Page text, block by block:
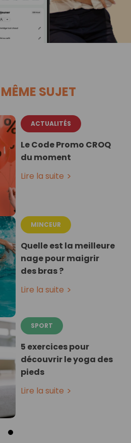
MÊME SUJET
ACTUALITÉS
Le Code Promo CROQ
du moment
Lire la suite
MINCEUR
Quelle est la meilleure
nage pour maigrir
des bras ?
Lire la suite
SPORT
5 exercices pour
découvrir le yoga des
pieds
Lire la suite